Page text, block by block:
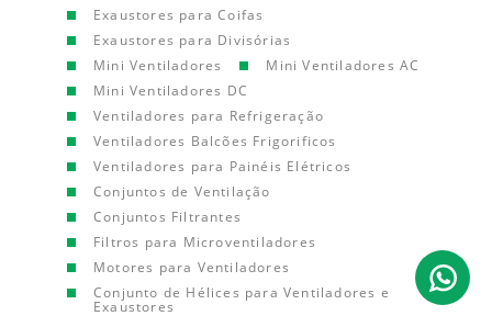
Exaustores para Coifas
Exaustores para Divisórias
Mini Ventiladores
Mini Ventiladores AC
Mini Ventiladores DC
Ventiladores para Refrigeração
Ventiladores Balcões Frigorificos
Ventiladores para Painéis Elétricos
Conjuntos de Ventilação
Conjuntos Filtrantes
Filtros para Microventiladores
Motores para Ventiladores
Conjunto de Hélices para Ventiladores e
Exaustores